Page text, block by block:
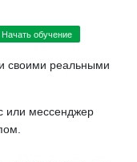
Начать обучение
своими реальными
или мессенджер